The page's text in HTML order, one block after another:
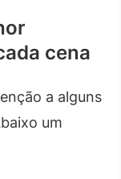
cena
a alguns
um